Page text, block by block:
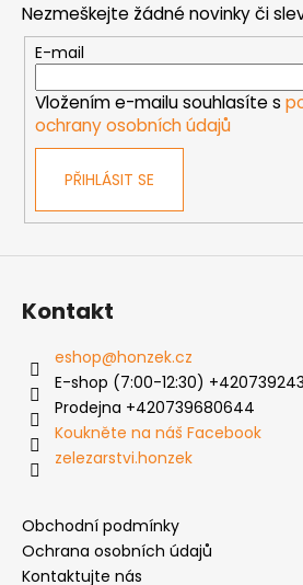
p
r
v
k
y
u
Nezmeškejte žádné novinky či
E-mail
Vložením e-mailu souhlasíte s
ochrany osobních údajů
PŘIHLÁSIT SE
Kontakt
eshop@honzek.cz
E-shop (7:00-12:30)
Prodejna +420739680644
Koukněte na náš Facebook
zelezarstvi.honzek
Obchodní podmínky
Ochrana osobních údajů
Kontaktujte nás